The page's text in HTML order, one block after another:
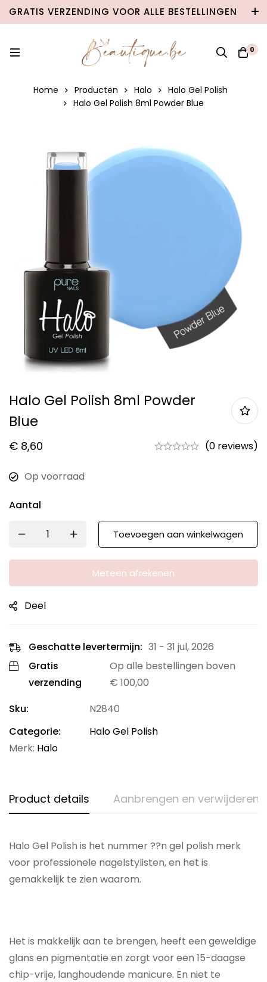
GRATIS VERZENDING VOOR ALLE BESTELLINGEN
VANAF €100 IN BELGIË & €120 NAAR
0
Home Producten Halo
Halo Gel Polish
Halo Gel Polish 8ml Powder Blue
Halo Gel Polish 8ml Powder
Blue
€ 8,60 (0 reviews)
Op voorraad
Aantal
Toevoegen aan winkelwagen
Meteen afrekenen
Deel
Geschatte levertermijn: 31 - 31 jul, 2026
Gratis
verzending
Op alle bestellingen boven
€ 100,00
Sku:
N2840
Categorie:
Halo Gel Polish
Merk: Halo
Product details Aanbrengen en verwijderen
Halo Gel Polish is het nummer ??n gel polish merk
voor professionele nagelstylisten, en het is
gemakkelijk te zien waarom.
Het is makkelijk aan te brengen, heeft een geweldige
glans en pigmentatie en zorgt voor een 15-daagse
chip-vrije, langhoudende manicure. En niet te